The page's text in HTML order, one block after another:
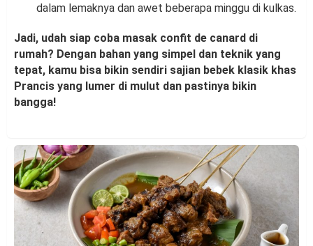
dalam lemaknya dan awet beberapa minggu di kulkas.
Jadi, udah siap coba masak confit de canard di
rumah? Dengan bahan yang simpel dan teknik yang
tepat, kamu bisa bikin sendiri sajian bebek klasik khas
Prancis yang lumer di mulut dan pastinya bikin
bangga!